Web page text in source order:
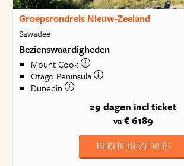
Groepsrondreis Nieuw-Zeeland
Sawadee
Bezienswaardigheden
Mount Cook
Otago Peninsula
Dunedin
29 dagen incl ticket
va€ 6189
BEKIJK DEZE REIS